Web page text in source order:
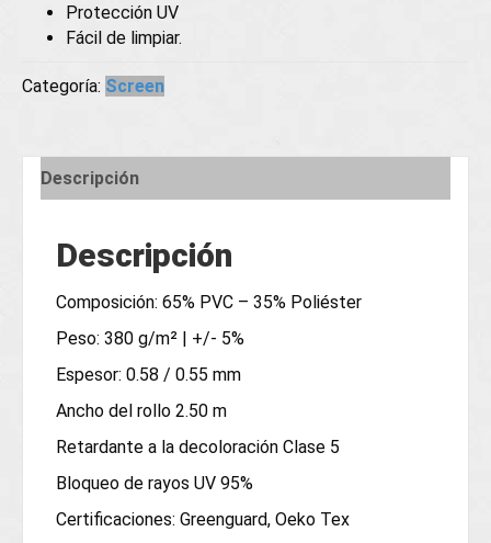
Protección UV
Fácil de limpiar.
Categoría: Screen
Descripción
Descripción
Composición: 65% PVC – 35% Poliéster
Peso: 380 g/m² | +/- 5%
Espesor: 0.58 / 0.55 mm
Ancho del rollo 2.50 m
Retardante a la decoloración Clase 5
Bloqueo de rayos UV 95%
Certificaciones: Greenguard, Oeko Tex